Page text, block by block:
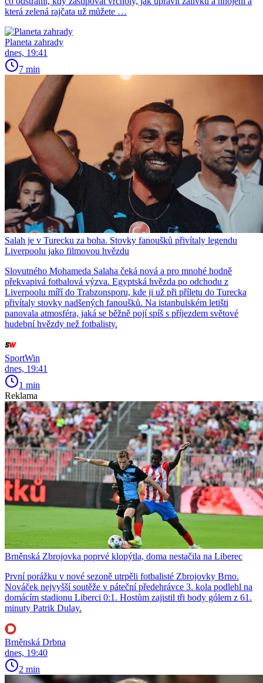
která zelená rajčata už můžete …
Planeta zahrady
dnes, 19:41
7 min
Salah je v Turecku za boha. Stovky fanoušků přivítaly legendu
Liverpoolu jako filmovou hvězdu
Slovutného Mohameda Salaha čeká nová a pro mnohé hodně
překvapivá fotbalová výzva. Egyptská hvězda po odchodu z
Liverpoolu míří do Trabzonsporu, kde ji už při příletu do Turecka
přivítaly stovky nadšených fanoušků. Na istanbulském letišti
panovala atmosféra, jaká se běžně pojí spíš s příjezdem světové
hudební hvězdy než fotbalisty.
SportWin
dnes, 19:41
1 min
Reklama
Brněnská Zbrojovka poprvé klopýtla, doma nestačila na Liberec
První porážku v nové sezoně utrpěli fotbalisté Zbrojovky Brno.
Nováček nejvyšší soutěže v páteční předehrávce 3. kola podlehl na
domácím stadionu Liberci 0:1. Hostům zajistil tři body gólem z 61.
minuty Patrik Dulay.
Brněnská Drbna
dnes, 19:40
2 min